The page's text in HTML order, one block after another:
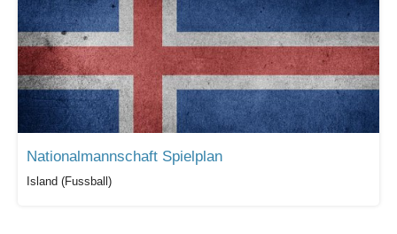
Nationalmannschaft Spielplan
Island (Fussball)